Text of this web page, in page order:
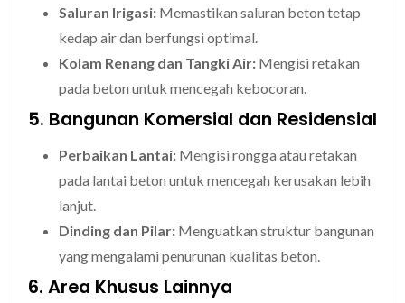
Saluran Irigasi: Memastikan saluran beton tetap
kedap air dan berfungsi optimal.
Kolam Renang dan Tangki Air: Mengisi retakan
pada beton untuk mencegah kebocoran.
5. Bangunan Komersial dan Residensial
Perbaikan Lantai: Mengisi rongga atau retakan
pada lantai beton untuk mencegah kerusakan lebih
lanjut.
Dinding dan Pilar: Menguatkan struktur bangunan
yang mengalami penurunan kualitas beton.
6. Area Khusus Lainnya